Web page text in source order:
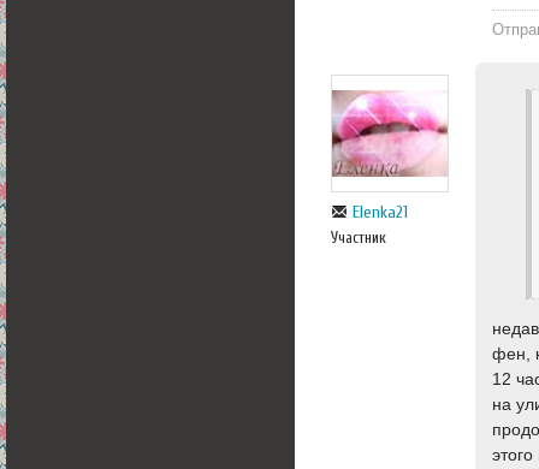
Elenka21
Участник
фен,
12
на